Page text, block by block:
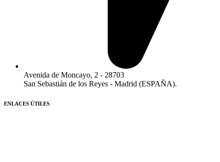
Avenida de Moncayo, 2 - 28703
San Sebastián de los Reyes - Madrid (ESPAÑA).​
ENLACES ÚTILES